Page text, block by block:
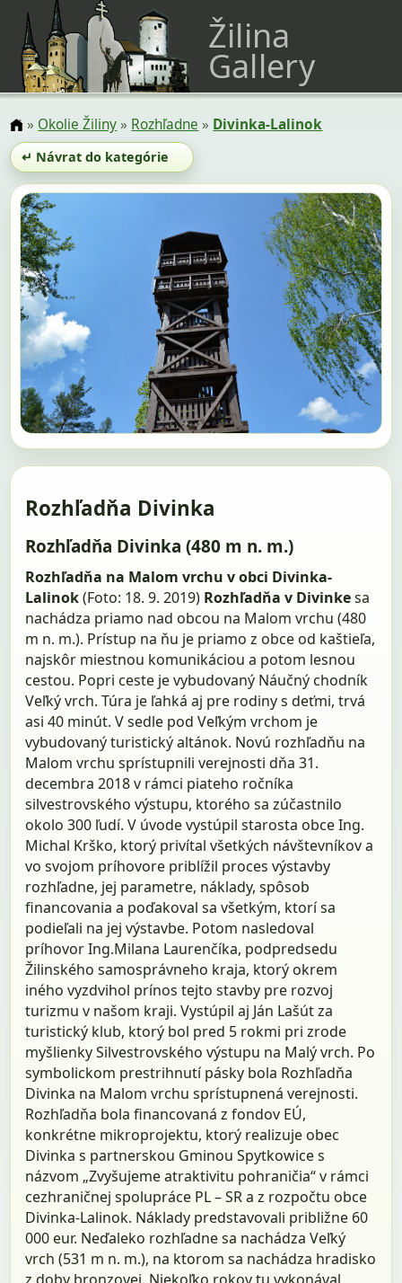
Žilina
Gallery
» Okolie Žiliny» Rozhľadne » Divinka-Lalinok
↵ Návrat do kategórie
Rozhľadňa Divinka
Rozhľadňa Divinka (480 m n. m.)
Rozhľadňa na Malom vrchu v obci Divinka-
Lalinok(Foto: 18. 9. 2019) Rozhľadňa v Divinkesa
nachádza priamo nad obcou na Malom vrchu (480
m n. m.). Prístup na ňu je priamo z obce od kaštieľa,
najskôr miestnou komunikáciou a potom lesnou
cestou. Popri ceste je vybudovaný Náučný chodník
Veľký vrch. Túra je ľahká aj pre rodiny s deťmi, trvá
asi 40 minút. V sedle pod Veľkým vrchom je
vybudovaný turistický altánok. Novú rozhľadňu na
Malom vrchu sprístupnili verejnosti dňa 31.
decembra 2018 v rámci piateho ročníka
silvestrovského výstupu, ktorého sa zúčastnilo
okolo 300 ľudí. V úvode vystúpil starosta obce Ing.
Michal Krško, ktorý privítal všetkých návštevníkov a
vo svojom príhovore priblížil proces výstavby
rozhľadne, jej parametre, náklady, spôsob
financovania a poďakoval sa všetkým, ktorí sa
podieľali na jej výstavbe. Potom nasledoval
príhovor Ing.Milana Laurenčíka, podpredsedu
Žilinského samosprávneho kraja, ktorý okrem
iného vyzdvihol prínos tejto stavby pre rozvoj
turizmu v našom kraji. Vystúpil aj Ján Lašút za
turistický klub, ktorý bol pred 5 rokmi pri zrode
myšlienky Silvestrovského výstupu na Malý vrch. Po
symbolickom prestrihnutí pásky bola Rozhľadňa
Divinka na Malom vrchu sprístupnená verejnosti.
Rozhľadňa bola financovaná z fondov EÚ,
konkrétne mikroprojektu, ktorý realizuje obec
Divinka s partnerskou Gminou Spytkowice s
názvom „Zvyšujeme atraktivitu pohraničia“ v rámci
cezhraničnej spolupráce PL – SR a z rozpočtu obce
Divinka-Lalinok. Náklady predstavovali približne 60
000 eur. Neďaleko rozhľadne sa nachádza Veľký
vrch (531 m n. m.), na ktorom sa nachádza hradisko